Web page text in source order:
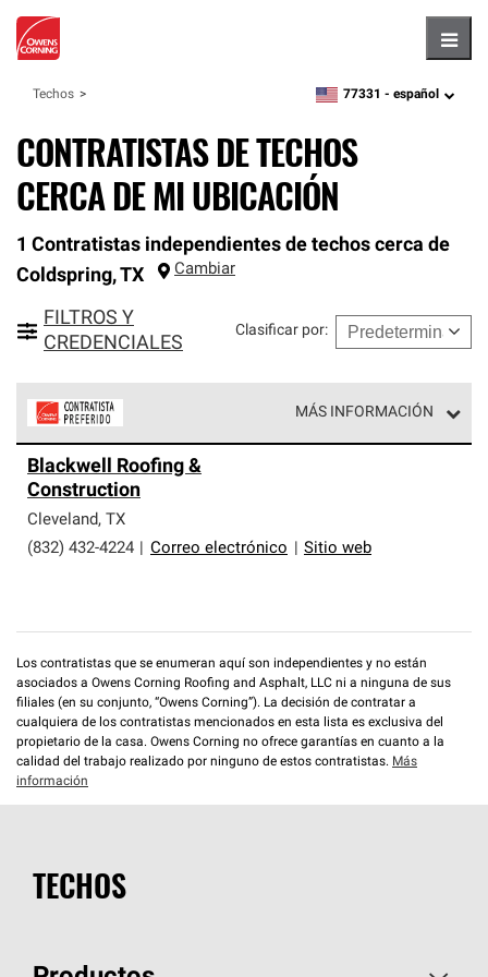
Techos zipcode, language
77331 - español
CONTRATISTAS DE TECHOS
CERCA DE MI UBICACIÓN
1 Contratistas independientes de techos cerca de
Coldspring,TX Cambiar
FILTROS Y
CREDENCIALES
Clasificar por:
MÁS INFORMACIÓN
parte de una red exclusiva de profesionales de techos
que cumplen con altos estándares y requisitos estrictos
de profesionalismo y confiabilidad.
Blackwell Roofing &
Construction
Cleveland, TX
(832) 432-4224
Correo electrónico Sitio web
Los contratistas que se enumeran aquí son independientes y no están
asociados a Owens Corning Roofing and Asphalt, LLC ni a ninguna de sus
filiales (en su conjunto, “Owens Corning”). La decisión de contratar a
cualquiera de los contratistas mencionados en esta lista es exclusiva del
propietario de la casa. Owens Corning no ofrece garantías en cuanto a la
calidad del trabajo realizado por ninguno de estos contratistas. Más
información
TECHOS